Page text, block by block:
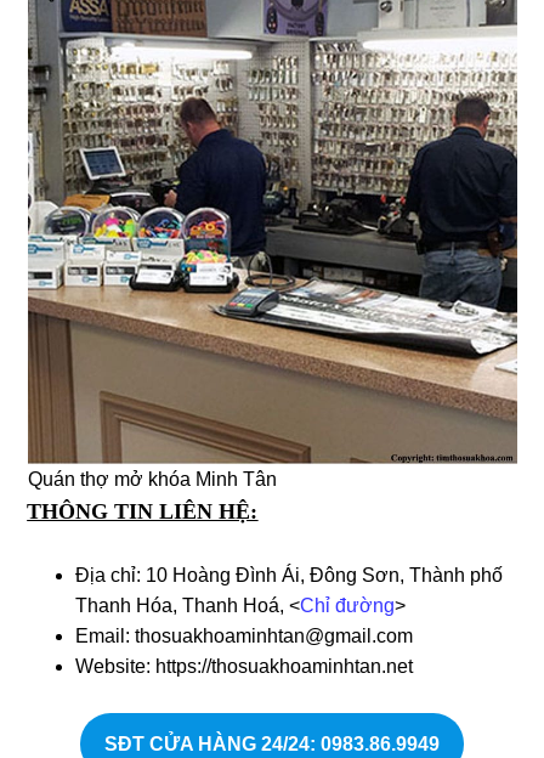
Quán thợ mở khóa Minh Tân
THÔNG TIN LIÊN HỆ:
Địa chỉ: 10 Hoàng Đình Ái, Đông Sơn, Thành phố
Thanh Hóa, Thanh Hoá, <Chỉ đường>
Email: thosuakhoaminhtan@gmail.com
Website: https://thosuakhoaminhtan.net
SĐT CỬA HÀNG 24/24: 0983.86.9949